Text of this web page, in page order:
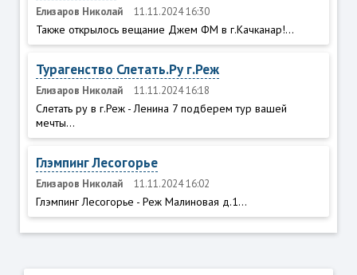
Елизаров Николай 11.11.2024 16:30
Также открылось вещание Джем ФМ в г.Качканар!...
Турагенство Слетать.Ру г.Реж
Елизаров Николай 11.11.2024 16:18
Слетать ру в г.Реж - Ленина 7 подберем тур вашей
мечты...
Глэмпинг Лесогорье
Елизаров Николай 11.11.2024 16:02
Глэмпинг Лесогорье - Реж Малиновая д.1...